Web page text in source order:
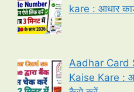
kare : आधार
Aadhar Card
Kaise Kare :